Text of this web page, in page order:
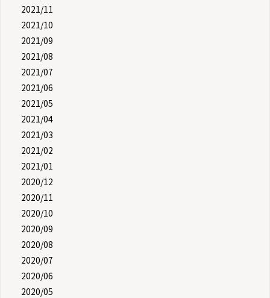
2021/11
2021/10
2021/09
2021/08
2021/07
2021/06
2021/05
2021/04
2021/03
2021/02
2021/01
2020/12
2020/11
2020/10
2020/09
2020/08
2020/07
2020/06
2020/05